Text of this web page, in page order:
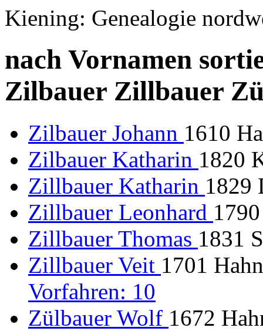
Kiening: Genealogie
nach Vornamen
Zilbauer Zillbauer
Zilbauer Johann 1610
Zilbauer Katharin 1820
Zillbauer Katharin 1829
Zillbauer Leonhard
Zillbauer Thomas 1831
Zillbauer Veit 1701
Vorfahren: 10
Zülbauer Wolf 1672